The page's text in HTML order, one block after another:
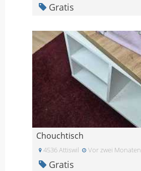
Gratis
Chouchtisch
4536 Attiswil Vor zwei Monaten
Gratis